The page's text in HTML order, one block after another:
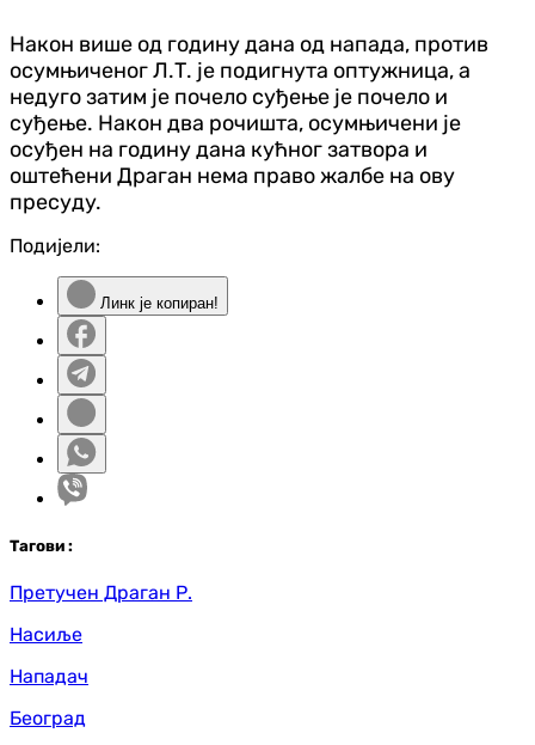
Након више од годину дана од напада, против
осумњиченог Л.Т. је подигнута оптужница, а
недуго затим је почело суђење је почело и
суђење. Након два рочишта, осумњичени је
осуђен на годину дана кућног затвора и
оштећени Драган нема право жалбе на ову
пресуду.
Подијели:
Линк је копиран!
Тагови :
Претучен Драган Р.
Насиље
Нападач
Београд